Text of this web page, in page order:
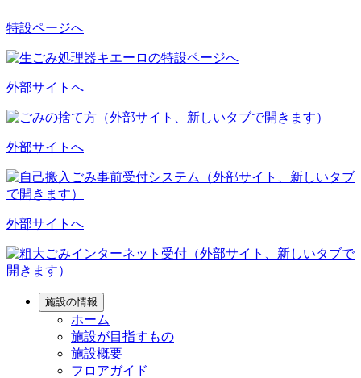
特設ページへ
外部サイトへ
外部サイトへ
外部サイトへ
施設の情報
ホーム
施設が目指すもの
施設概要
フロアガイド